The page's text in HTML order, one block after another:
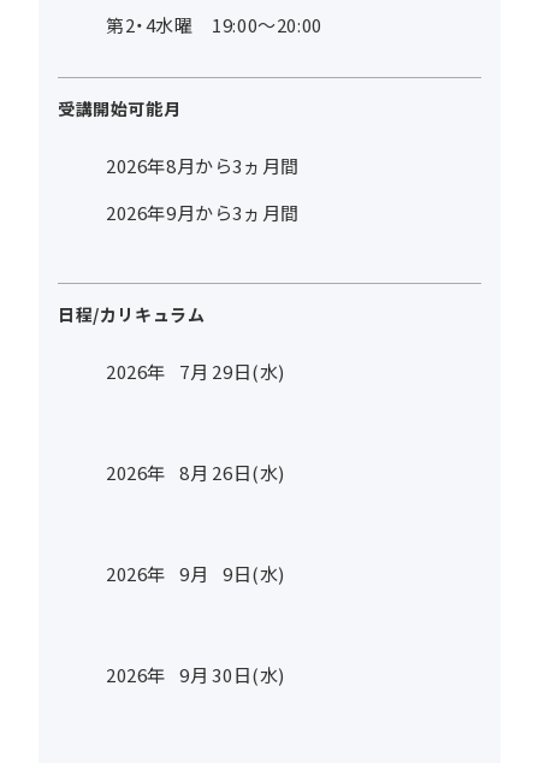
第2・4水曜 19:00～20:00
受講開始可能月
2026年8月から3ヵ月間
2026年9月から3ヵ月間
日程/カリキュラム
2026年 7月 29日(水)
2026年 8月 26日(水)
2026年 9月 9日(水)
2026年 9月 30日(水)